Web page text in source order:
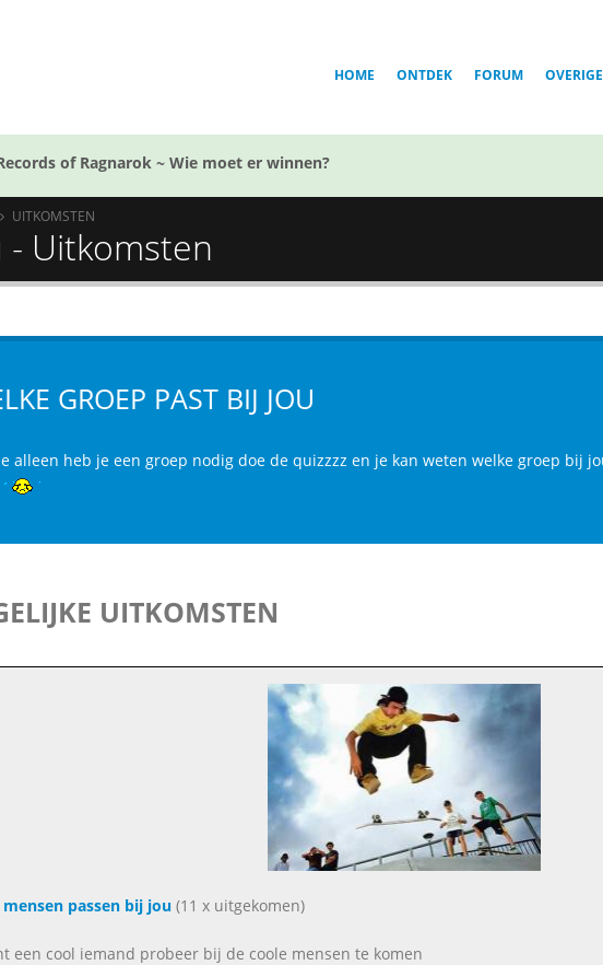
HOME ONTDEK FORUM OVERIGE
of Ragnarok ~ Wie moet er winnen?
UITKOMSTEN
- Uitkomsten
GROEP PAST BIJ JOU
alleen heb je een groep nodig doe de quizzzz en je kan weten welke groep bij
UITKOMSTEN
passen bij jou(11 x uitgekomen)
een cool iemand probeer bij de coole mensen te komen